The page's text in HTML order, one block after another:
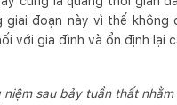
đoạn này vì thế
với gia đình và ổn định lại
sau bảy tuần thất